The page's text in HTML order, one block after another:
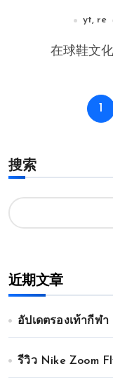
yt, re
在球鞋文
文
分
页
1
搜索
近期文章
อัปเดตรองเท้ากีฬ
รีวิว Nike Zoom